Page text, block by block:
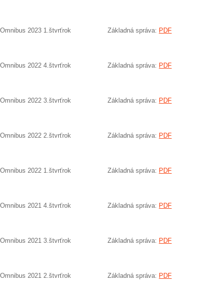
Omnibus 2023 1.štvrťrok Základná správa: PDF
Omnibus 2022 4.štvrťrok Základná správa: PDF
Omnibus 2022 3.štvrťrok Základná správa: PDF
Omnibus 2022 2.štvrťrok Základná správa: PDF
Omnibus 2022 1.štvrťrok Základná správa: PDF
Omnibus 2021 4.štvrťrok Základná správa: PDF
Omnibus 2021 3.štvrťrok Základná správa: PDF
Omnibus 2021 2.štvrťrok Základná správa: PDF